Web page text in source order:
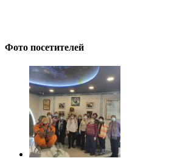
Фото посетителей